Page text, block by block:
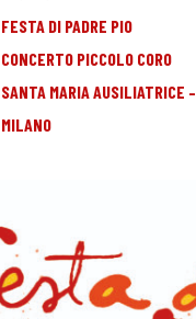
FESTA DI PADRE PIO
CONCERTO PICCOLO CORO
SANTA MARIA AUSILIATRICE –
MILANO